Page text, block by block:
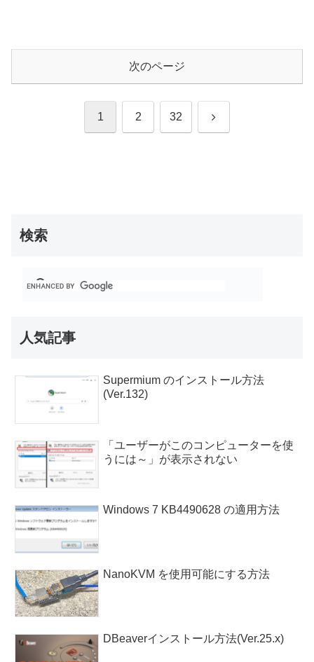
次のページ
1 2 32 次
検索
人気記事
Supermium のインストール方法
(Ver.132)
「ユーザーがこのコンピューターを使
うには～」が表示されない
Windows 7 KB4490628 の適用方法
NanoKVM を使用可能にする方法
DBeaverインストール方法(Ver.25.x)